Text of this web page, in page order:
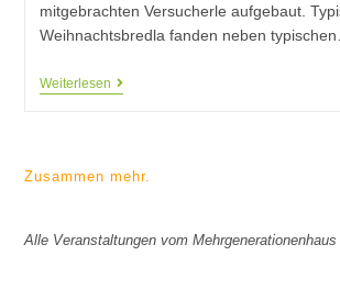
mitgebrachten Versucherle aufgebaut.
Weihnachtsbredla fanden neben
Weiterlesen
Zusammen mehr.
Alle Veranstaltungen vom